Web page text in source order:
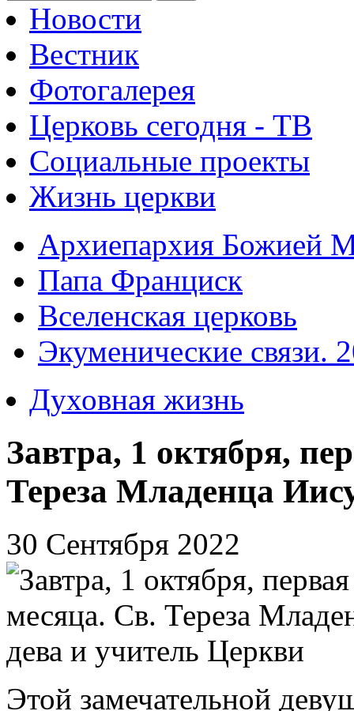
Новости
Вестник
Фотогалерея
Церковь сегодня - ТВ
Социальные проекты
Жизнь церкви
Архиепархия Божией
Папа Франциск
Вселенская церковь
Экуменические связи.
Духовная жизнь
Завтра, 1 октября,
Тереза Младенца
30 Сентября 2022
Этой замечательной